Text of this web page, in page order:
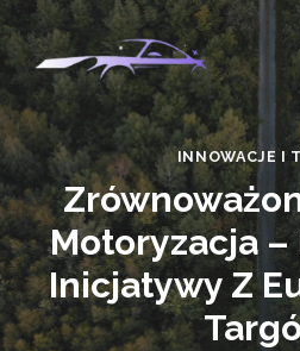
Przejdź
do
treści
INNOWACJE I
Motoryzacja –
Inicjatywy Z